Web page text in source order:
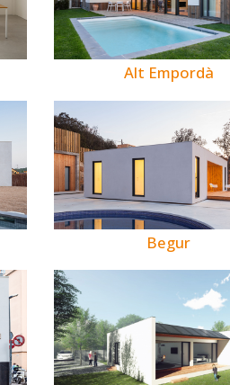
Alt Empordà
Begur